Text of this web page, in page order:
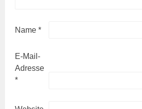
Name*
E-Mail-
Adresse
*